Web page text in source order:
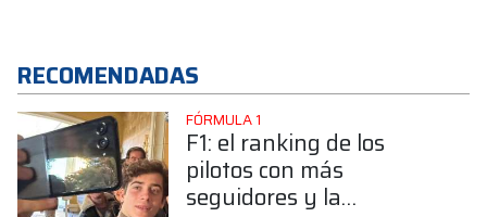
RECOMENDADAS
FÓRMULA 1
F1: el ranking de los
pilotos con más
seguidores y la